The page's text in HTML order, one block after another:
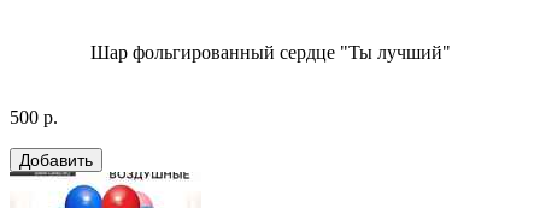
Шар фольгированный сердце "Ты лучший"
500 р.